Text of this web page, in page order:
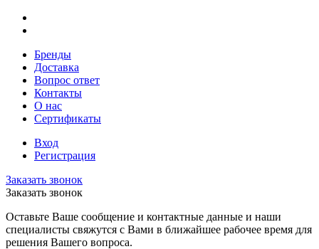
Бренды
Доставка
Вопрос ответ
Контакты
О нас
Сертификаты
Вход
Регистрация
Заказать звонок
Заказать звонок
Оставьте Ваше сообщение и контактные данные и наши
специалисты свяжутся с Вами в ближайшее рабочее время для
решения Вашего вопроса.